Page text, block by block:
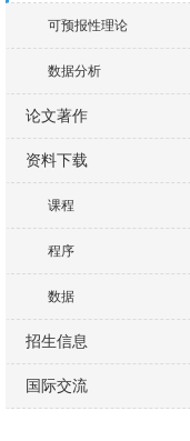
可预报性理论
数据分析
论文著作
资料下载
课程
程序
数据
招生信息
国际交流